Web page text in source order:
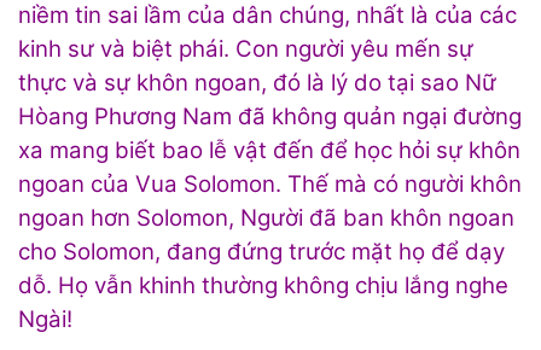
niềm tin sai lầm của dân chúng, nhất là của các
kinh sư và biệt phái. Con người yêu mến sự
thực và sự khôn ngoan, đó là lý do tại sao Nữ
Hòang Phương Nam đã không quản ngại đường
xa mang biết bao lễ vật đến để học hỏi sự khôn
ngoan của Vua Solomon. Thế mà có người khôn
ngoan hơn Solomon, Người đã ban khôn ngoan
cho Solomon, đang đứng trước mặt họ để dạy
dỗ. Họ vẫn khinh thường không chịu lắng nghe
Ngài!